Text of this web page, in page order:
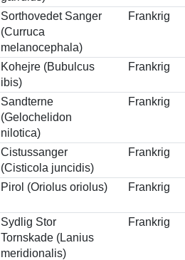
Sorthovedet Sanger
(Curruca
melanocephala)
Frankrig
Kohejre (Bubulcus
ibis)
Frankrig
Sandterne
(Gelochelidon
nilotica)
Frankrig
Cistussanger
(Cisticola juncidis)
Frankrig
Pirol (Oriolus oriolus) Frankrig
Sydlig Stor
Tornskade (Lanius
meridionalis)
Frankrig